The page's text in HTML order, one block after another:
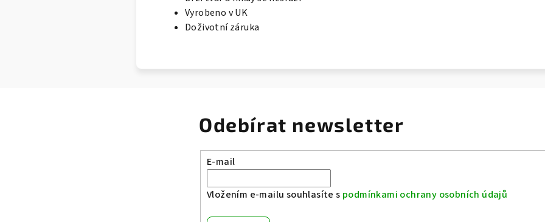
Vyrobeno v UK
Doživotní záruka
Odebírat newsletter
E-mail
Vložením e-mailu souhlasíte s podmínkami ochrany osobních údajů